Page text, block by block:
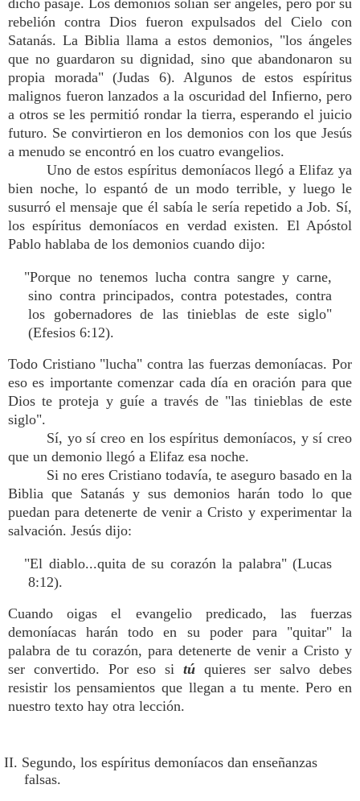
dicho pasaje. Los demonios solían ser ángeles, pero por su
rebelión contra Dios fueron expulsados del Cielo con
Satanás. La Biblia llama a estos demonios, "los ángeles
que no guardaron su dignidad, sino que abandonaron su
propia morada" (Judas 6). Algunos de estos espíritus
malignos fueron lanzados a la oscuridad del Infierno, pero
a otros se les permitió rondar la tierra, esperando el juicio
futuro. Se convirtieron en los demonios con los que Jesús
a menudo se encontró en los cuatro evangelios.
Uno de estos espíritus demoníacos llegó a Elifaz ya
bien noche, lo espantó de un modo terrible, y luego le
susurró el mensaje que él sabía le sería repetido a Job. Sí,
los espíritus demoníacos en verdad existen. El Apóstol
Pablo hablaba de los demonios cuando dijo:
"Porque no tenemos lucha contra sangre y carne,
sino contra principados, contra potestades, contra
los gobernadores de las tinieblas de este siglo"
(Efesios 6:12).
Todo Cristiano "lucha" contra las fuerzas demoníacas. Por
eso es importante comenzar cada día en oración para que
Dios te proteja y guíe a través de "las tinieblas de este
siglo".
Sí, yo sí creo en los espíritus demoníacos, y sí creo
que un demonio llegó a Elifaz esa noche.
Si no eres Cristiano todavía, te aseguro basado en la
Biblia que Satanás y sus demonios harán todo lo que
puedan para detenerte de venir a Cristo y experimentar la
salvación. Jesús dijo:
"El diablo...quita de su corazón la palabra" (Lucas
8:12).
Cuando oigas el evangelio predicado, las fuerzas
demoníacas harán todo en su poder para "quitar" la
palabra de tu corazón, para detenerte de venir a Cristo y
ser convertido. Por eso si tú quieres ser salvo debes
resistir los pensamientos que llegan a tu mente. Pero en
nuestro texto hay otra lección.
II. Segundo, los espíritus demoníacos dan enseñanzas
falsas.